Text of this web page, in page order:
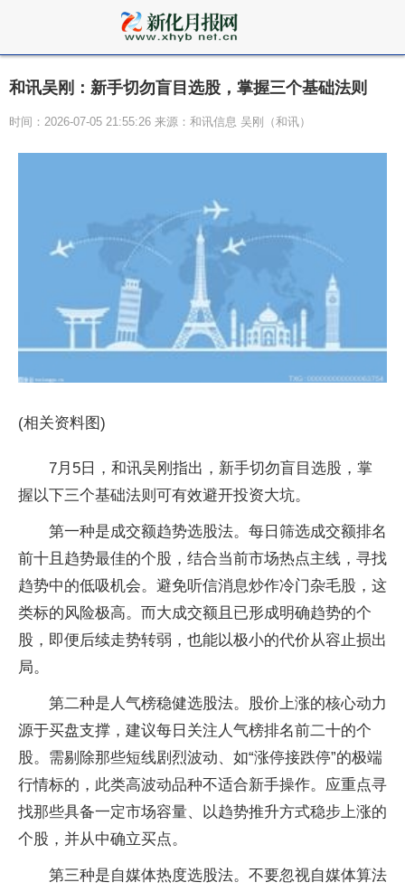
和讯吴刚：新手切勿盲目选股，掌握三个基础法则
时间：2026-07-05 21:55:26 来源：和讯信息 吴刚（和讯）
(相关资料图)
7月5日，和讯吴刚指出，新手切勿盲目选股，掌
握以下三个基础法则可有效避开投资大坑。
第一种是成交额趋势选股法。每日筛选成交额排名
前十且趋势最佳的个股，结合当前市场热点主线，寻找
趋势中的低吸机会。避免听信消息炒作冷门杂毛股，这
类标的风险极高。而大成交额且已形成明确趋势的个
股，即便后续走势转弱，也能以极小的代价从容止损出
局。
第二种是人气榜稳健选股法。股价上涨的核心动力
源于买盘支撑，建议每日关注人气榜排名前二十的个
股。需剔除那些短线剧烈波动、如“涨停接跌停”的极端
行情标的，此类高波动品种不适合新手操作。应重点寻
找那些具备一定市场容量、以趋势推升方式稳步上涨的
个股，并从中确立买点。
第三种是自媒体热度选股法。不要忽视自媒体算法